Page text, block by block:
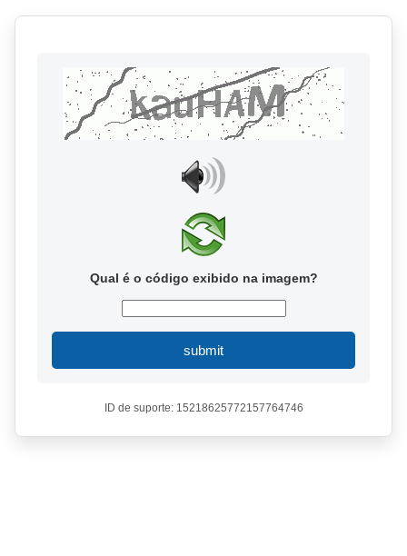
Qual é o código exibido na imagem?
submit
ID de suporte: 15218625772157764746